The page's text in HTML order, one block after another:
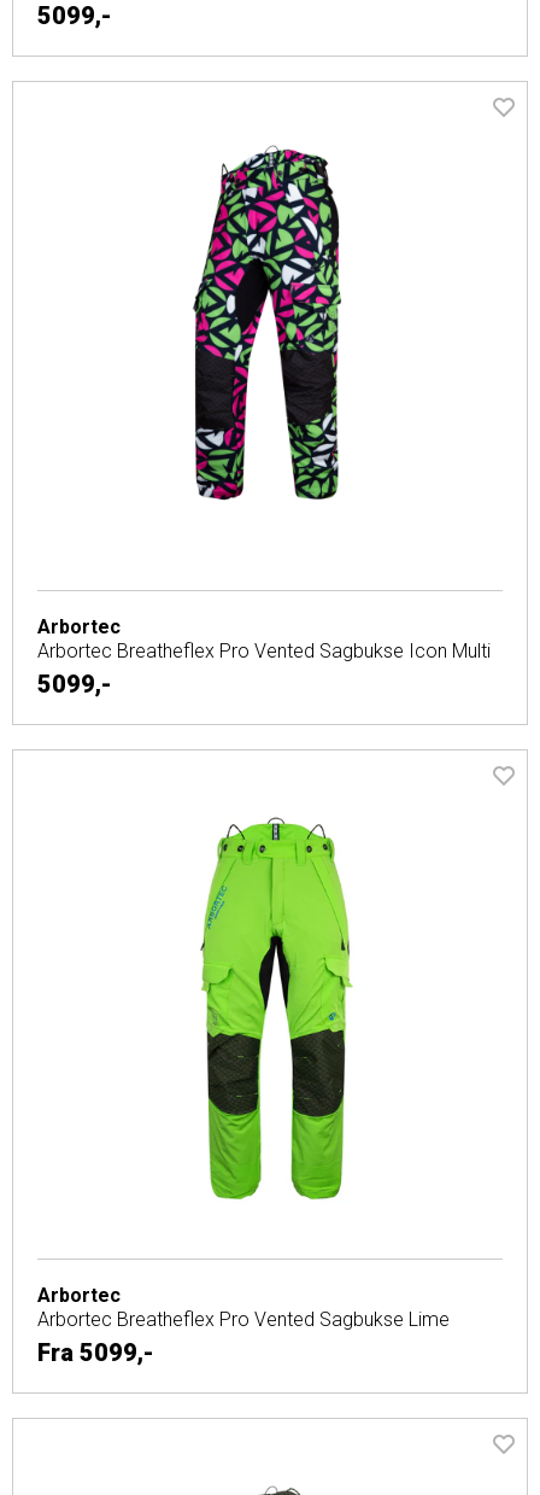
5099,-
Arbortec
Arbortec Breatheflex Pro Vented Sagbukse Icon Multi
5099,-
Arbortec
Arbortec Breatheflex Pro Vented Sagbukse Lime
Fra 5099,-